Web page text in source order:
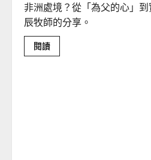
非洲處境？從「為父的心」
辰牧師的分享。
閱讀Read
more